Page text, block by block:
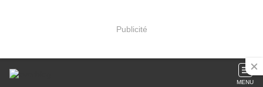
Publicité
MENU